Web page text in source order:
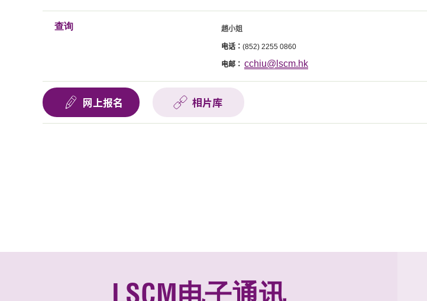
查询 趙小姐
电话： (852) 2255 0860
电邮： cchiu@lscm.hk
网上报名 相片库